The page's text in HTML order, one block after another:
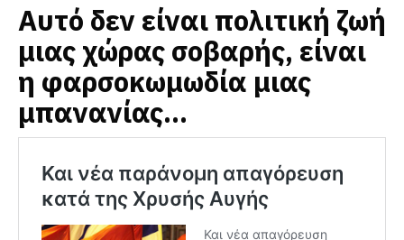
Αυτό δεν είναι πολιτική ζωή
μιας χώρας σοβαρής, είναι
η φαρσοκωμωδία μιας
μπανανίας…